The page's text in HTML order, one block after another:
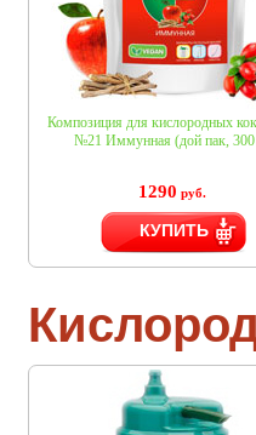
Композиция для кислородных
№21 Иммунная (дой пак, 300
1290 руб.
КУПИТЬ